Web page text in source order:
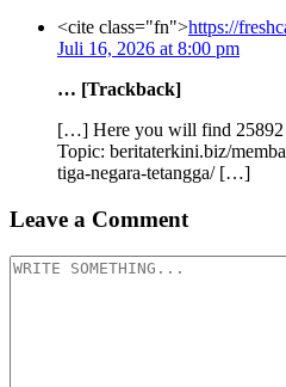
<cite class="fn">https://
Juli 16, 2026 at 8:00 pm
… [Trackback]
[…] Here you will find 25892
Topic: beritaterkini.biz/
tiga-negara-tetangga/ […]
Leave a Comment